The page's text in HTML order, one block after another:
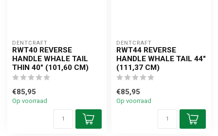
DENTCRAFT
RWT40 REVERSE
HANDLE WHALE TAIL
THIN 40" (101,60 CM)
€85,95
Op voorraad
DENTCRAFT
RWT44 REVERSE
HANDLE WHALE TAIL 44"
(111,37 CM)
€85,95
Op voorraad